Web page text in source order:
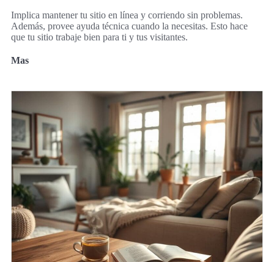
Implica mantener tu sitio en línea y corriendo sin problemas.
Además, provee ayuda técnica cuando la necesitas. Esto hace
que tu sitio trabaje bien para ti y tus visitantes.
Mas